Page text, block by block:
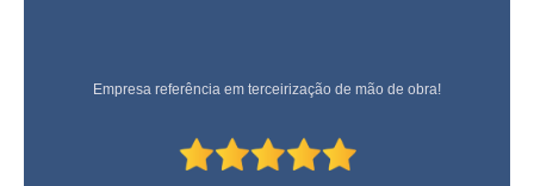
serviço de copeiragem preço Itaperuçu
Empresa referência em terceirização de mão de obra!